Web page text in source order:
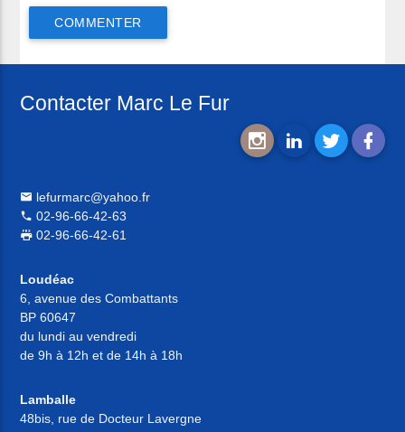
Contacter Marc Le Fur
lefurmarc@yahoo.fr
02-96-66-42-63
02-96-66-42-61
Loudéac
6, avenue des Combattants
BP 60647
du lundi au vendredi
de 9h à 12h et de 14h à 18h
Lamballe
48bis, rue de Docteur Lavergne